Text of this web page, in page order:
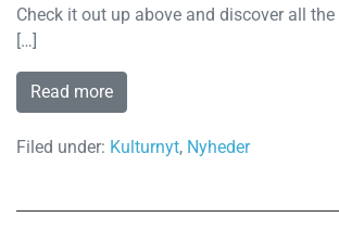
Check it out up above and discover all
[…]
Read more
Filed under: Kulturnyt, Nyheder